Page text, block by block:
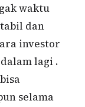
waktu
dan
investor
lagi .
selama